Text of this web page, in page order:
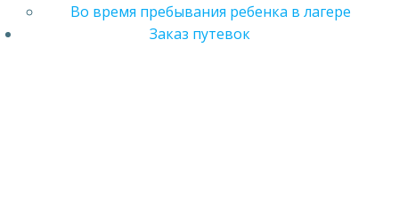
Во время пребывания ребенка в лагере
Заказ путевок